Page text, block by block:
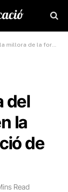
formació de mestres
del
la
de
Read